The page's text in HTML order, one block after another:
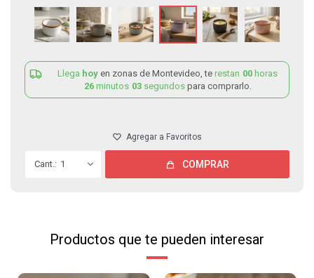
Llega hoy en zonas de Montevideo, te restan 00 horas
26 minutos 03 segundos para comprarlo.
1 COMPRAR
Productos que te pueden interesar